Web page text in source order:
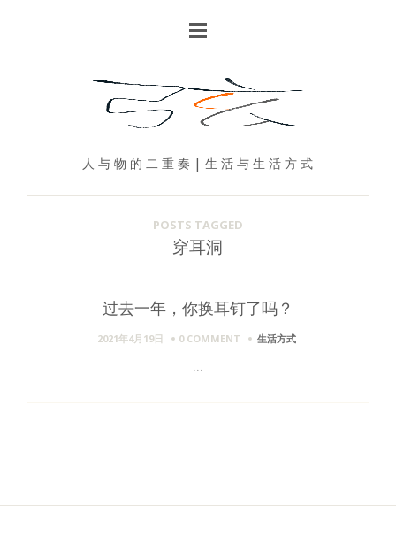
人 与 物 的 二 重 奏 | 生 活 与 生 活 方 式
POSTS TAGGED
穿耳洞
过去一年，你换耳钉了吗？
2021年4月19日 0 COMMENT 生活方式
...